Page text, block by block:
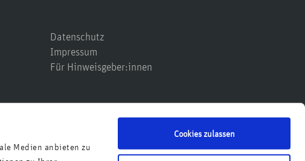
Medien anbieten zu
Cookies zulassen
Datenschutz
Impressum
Für Hinweisgeber:innen